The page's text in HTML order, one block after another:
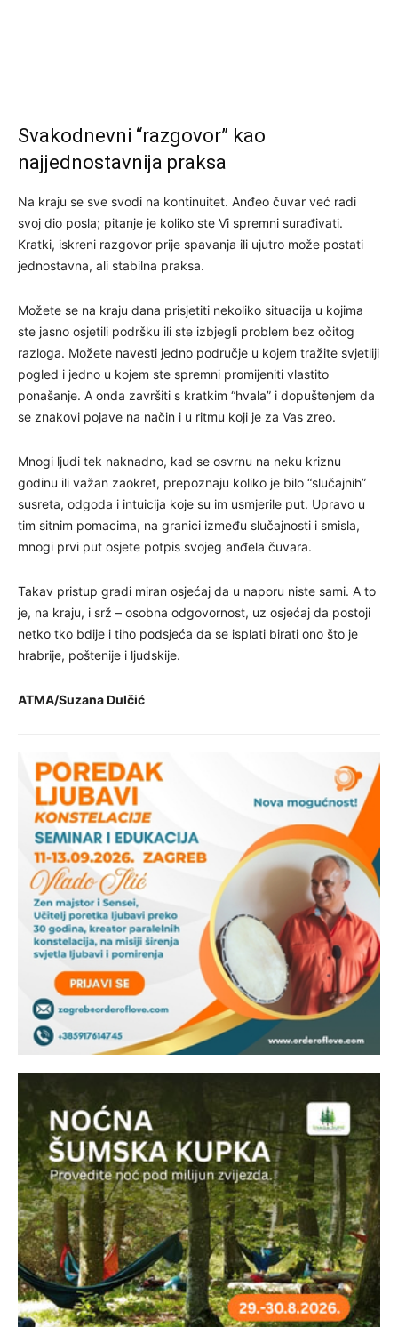
Svakodnevni “razgovor” kao
najjednostavnija praksa
Na kraju se sve svodi na kontinuitet. Anđeo čuvar već radi
svoj dio posla; pitanje je koliko ste Vi spremni surađivati.
Kratki, iskreni razgovor prije spavanja ili ujutro može postati
jednostavna, ali stabilna praksa.
Možete se na kraju dana prisjetiti nekoliko situacija u kojima
ste jasno osjetili podršku ili ste izbjegli problem bez očitog
razloga. Možete navesti jedno područje u kojem tražite svjetliji
pogled i jedno u kojem ste spremni promijeniti vlastito
ponašanje. A onda završiti s kratkim “hvala” i dopuštenjem da
se znakovi pojave na način i u ritmu koji je za Vas zreo.
Mnogi ljudi tek naknadno, kad se osvrnu na neku kriznu
godinu ili važan zaokret, prepoznaju koliko je bilo “slučajnih”
susreta, odgoda i intuicija koje su im usmjerile put. Upravo u
tim sitnim pomacima, na granici između slučajnosti i smisla,
mnogi prvi put osjete potpis svojeg anđela čuvara.
Takav pristup gradi miran osjećaj da u naporu niste sami. A to
je, na kraju, i srž – osobna odgovornost, uz osjećaj da postoji
netko tko bdije i tiho podsjeća da se isplati birati ono što je
hrabrije, poštenije i ljudskije.
ATMA/Suzana Dulčić